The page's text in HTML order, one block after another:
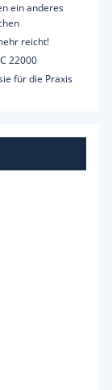
ein anderes
reicht!
22000
für die Praxis